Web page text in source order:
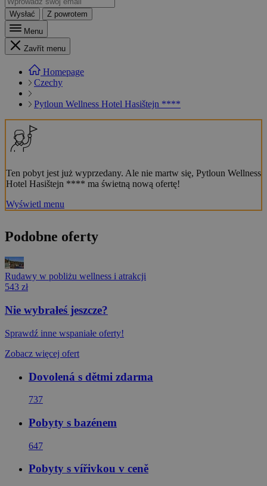
Wysłać
Z powrotem
Menu
Zavřít menu
Homepage
Czechy
Pytloun Wellness Hotel Hasištejn ****
Ten pobyt jest już wyprzedany. Ale nie martw się, Pytloun Wellness
Hotel Hasištejn **** ma świetną nową ofertę!
Wyświetl menu
Podobne oferty
Rudawy w pobliżu wellness i atrakcji
543 zł
Nie wybrałeś jeszcze?
Sprawdź inne wspaniałe oferty!
Zobacz więcej ofert
Dovolená s dětmi zdarma
737
Pobyty s bazénem
647
Pobyty s vířivkou v ceně